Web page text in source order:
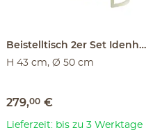
Beistelltisch 2er Set Idenheim
H 43 cm, Ø 50 cm
279,00 €
Lieferzeit: bis zu 3 Werktage